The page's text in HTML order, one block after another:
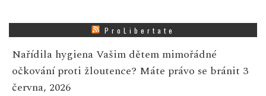
ProLibertate
Nařídila hygiena Vašim dětem mimořádné
očkování proti žloutence? Máte právo se bránit 3
června, 2026